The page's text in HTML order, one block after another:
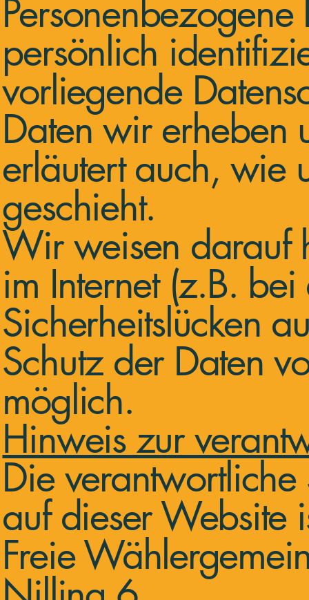
persönlich
vorliegende
Daten wir erheben
erläutert auch, wie
geschieht.
Wir weisen darauf
im Internet (z.B.
Sicherheitslücken
Schutz der Daten
möglich.
Hinweis zur
Die
auf dieser Website
Freie